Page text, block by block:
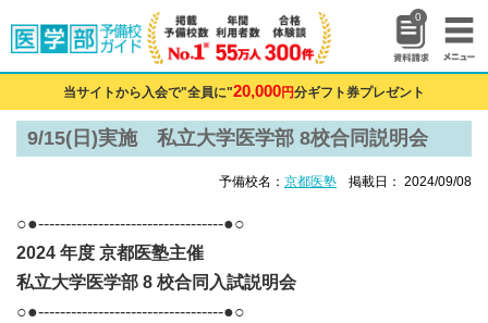
0
当サイトから入会で"全員に"20,000円分ギフト券プレゼント
9/15(日)実施 私立大学医学部 8校合同説明会
予備校名： 京都医塾 掲載日： 2024/09/08
○●----------------------------------●○
2024 年度 京都医塾主催
私立大学医学部 8 校合同入試説明会
○●----------------------------------●○